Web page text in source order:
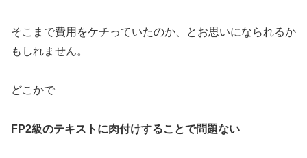
そこまで費用をケチっていたのか、とお思いになられるか
もしれません。
どこかで
FP2級のテキストに肉付けすることで問題ない